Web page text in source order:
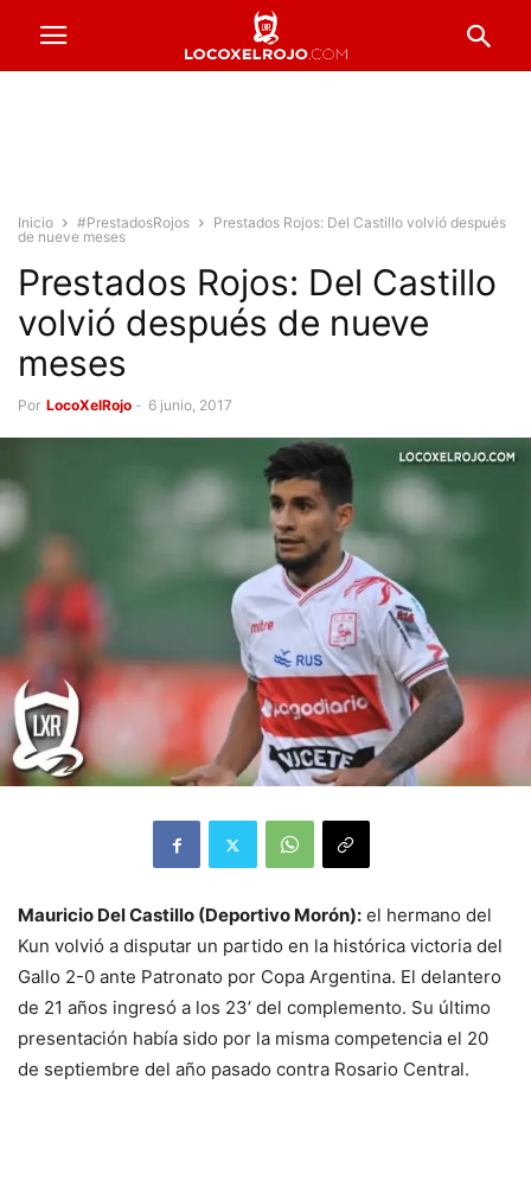
Inicio #PrestadosRojos
Prestados Rojos: Del Castillo volvió después
de nueve meses
Prestados Rojos: Del Castillo
volvió después de nueve
meses
Por LocoXelRojo - 6 junio, 2017
Mauricio Del Castillo (Deportivo Morón): el hermano del
Kun volvió a disputar un partido en la histórica victoria del
Gallo 2-0 ante Patronato por Copa Argentina. El delantero
de 21 años ingresó a los 23’ del complemento. Su último
presentación había sido por la misma competencia el 20
de septiembre del año pasado contra Rosario Central.